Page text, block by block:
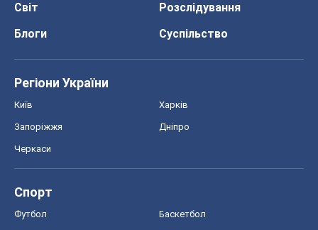
Світ
Розслідування
Блоги
Суспільство
Регіони України
Київ Харків
Запоріжжя Дніпро
Черкаси
Спорт
Футбол Баскетбол